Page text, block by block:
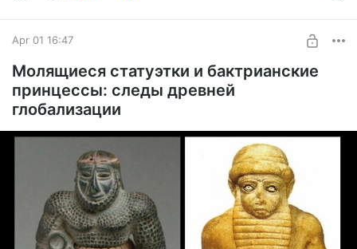
Apr 01 16:47
Молящиеся статуэтки и бактрианские
принцессы: следы древней
глобализации